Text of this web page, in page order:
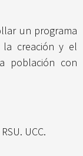
un programa
la creación y el
población con
UCC.